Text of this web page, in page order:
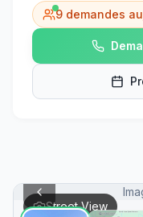
9 demandes
Street View